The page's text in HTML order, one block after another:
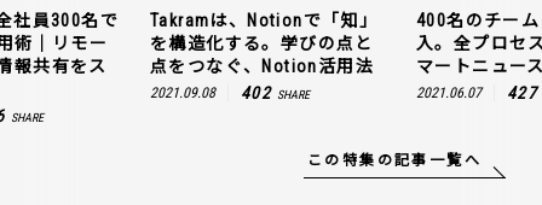
社員300名で
術｜リモー
報共有をス
SHARE
Takramは、Notionで「知」
を構造化する。学びの点と
点をつなぐ、Notion活用法
2021.09.08 402 SHARE
400名のチー
入。全プロセ
マートニュー
2021.06.07 427
この特集の記事一覧へ